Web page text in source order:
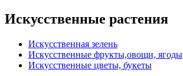
Искусственные растения
Искусственная зелень
Искусственные фрукты,овощи, ягоды
Искусственные цветы, букеты